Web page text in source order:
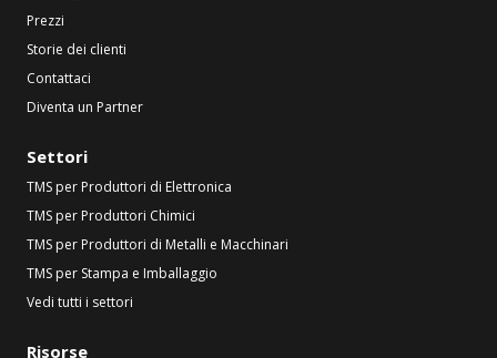
Prezzi
Storie dei clienti
Contattaci
Diventa un Partner
Settori
TMS per Produttori di Elettronica
TMS per Produttori Chimici
TMS per Produttori di Metalli e Macchinari
TMS per Stampa e Imballaggio
Vedi tutti i settori
Risorse